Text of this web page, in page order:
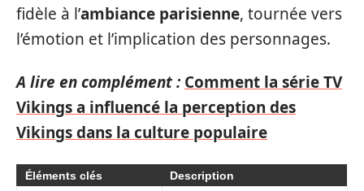
fidèle à l’ambiance parisienne, tournée vers
l’émotion et l’implication des personnages.
A lire en complément : Comment la série TV
Vikings a influencé la perception des
Vikings dans la culture populaire
Éléments clés Description